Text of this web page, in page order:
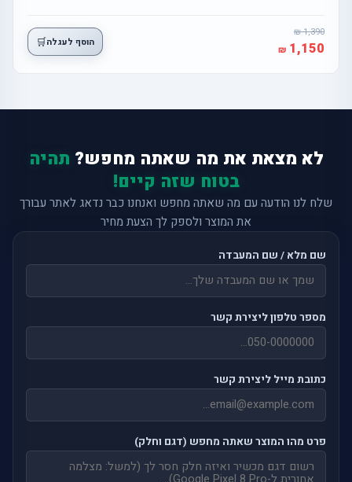
1,390
1,150 הוסף לעגלה🛒
לא מצאת את מה שאתה מחפש? תהיה
בטוח שזה קיים!
שלח לנו הודעה עם מה שאתה מחפש ואנחנו כבר נדאג לאתר עבורך
את המוצר ולספק לך הצעת מחיר
שם מלא / שם המעבדה
מספר טלפון ליצירת קשר
כתובת מייל ליצירת קשר
פרט מהו המוצר שאתה מחפש (דגם וחלק)